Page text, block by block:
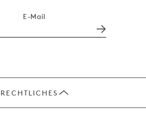
E-Mail
RECHTLICHES